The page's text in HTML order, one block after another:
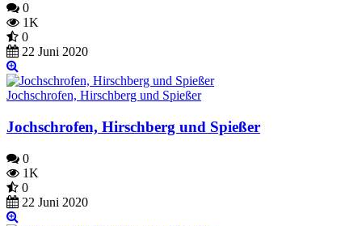
0
1K
0
22 Juni 2020
Jochschrofen, Hirschberg und Spießer
Jochschrofen, Hirschberg und Spießer
0
1K
0
22 Juni 2020